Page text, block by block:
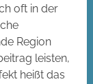
oft in der
Region
leisten,
heißt das